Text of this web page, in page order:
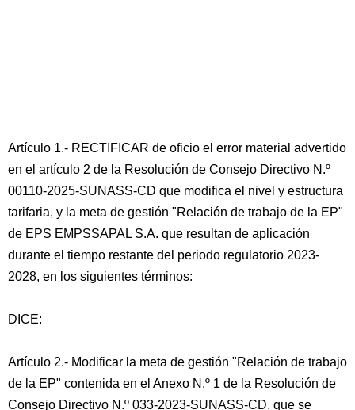
Artículo 1.- RECTIFICAR de oficio el error material advertido
en el artículo 2 de la Resolución de Consejo Directivo N.º
00110-2025-SUNASS-CD que modifica el nivel y estructura
tarifaria, y la meta de gestión "Relación de trabajo de la EP"
de EPS EMPSSAPAL S.A. que resultan de aplicación
durante el tiempo restante del periodo regulatorio 2023-
2028, en los siguientes términos:
DICE:
Artículo 2.- Modificar la meta de gestión "Relación de trabajo
de la EP" contenida en el Anexo N.º 1 de la Resolución de
Consejo Directivo N.º 033-2023-SUNASS-CD, que se